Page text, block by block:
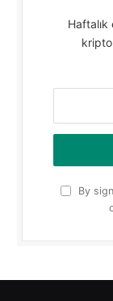
By